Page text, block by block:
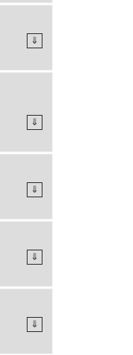
⇓
⇓
⇓
⇓
⇓